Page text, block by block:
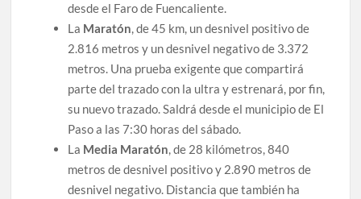
desde el Faro de Fuencaliente.
La Maratón, de 45 km, un desnivel positivo de
2.816 metros y un desnivel negativo de 3.372
metros. Una prueba exigente que compartirá
parte del trazado con la ultra y estrenará, por fin,
su nuevo trazado. Saldrá desde el municipio de El
Paso a las 7:30 horas del sábado.
La Media Maratón, de 28 kilómetros, 840
metros de desnivel positivo y 2.890 metros de
desnivel negativo. Distancia que también ha